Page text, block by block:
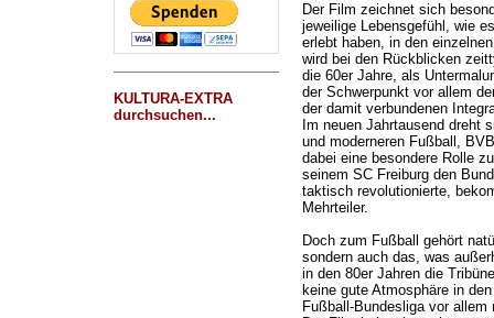
KULTURA-EXTRA
durchsuchen...
Der Film zeichnet sich
jeweilige Lebensgefühl, wie
erlebt haben, in den
wird bei den Rückblicken
die 60er Jahre, als
der Schwerpunkt vor allem
der damit verbundenen
Im neuen Jahrtausend dreht
und moderneren Fußball,
dabei eine besondere Rolle
seinem SC Freiburg den
taktisch revolutionierte,
Mehrteiler.
Doch zum Fußball gehört
sondern auch das, was
in den 80er Jahren die
keine gute Atmosphäre in
Fußball-Bundesliga vor